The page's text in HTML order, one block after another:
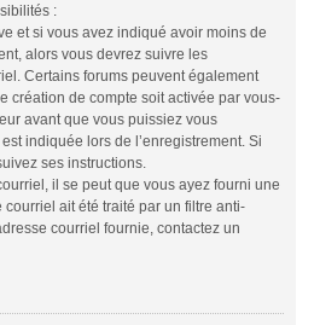
:
et si vous avez indiqué avoir moins de
alors vous devrez suivre les
Certains forums peuvent également
création de compte soit activée par vous-
avant que vous puissiez vous
indiquée lors de l’enregistrement. Si
ses instructions.
il se peut que vous ayez fourni une
ait été traité par un filtre anti-
courriel fournie, contactez un